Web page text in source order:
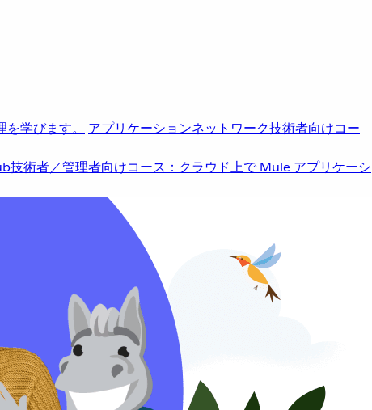
学びます。 アプリケーションネットワーク技術者向けコー
技術者／管理者向けコース：クラウド上で Mule アプリケーシ